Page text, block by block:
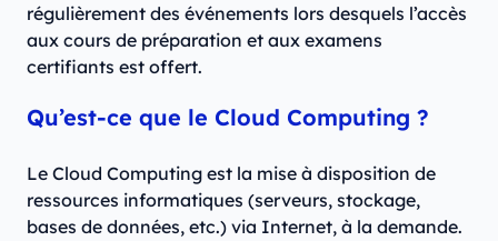
régulièrement des événements lors desquels l’accès
aux cours de préparation et aux examens
certifiants est offert.
Qu’est-ce que le Cloud Computing ?
Le Cloud Computing est la mise à disposition de
ressources informatiques (serveurs, stockage,
bases de données, etc.) via Internet, à la demande.